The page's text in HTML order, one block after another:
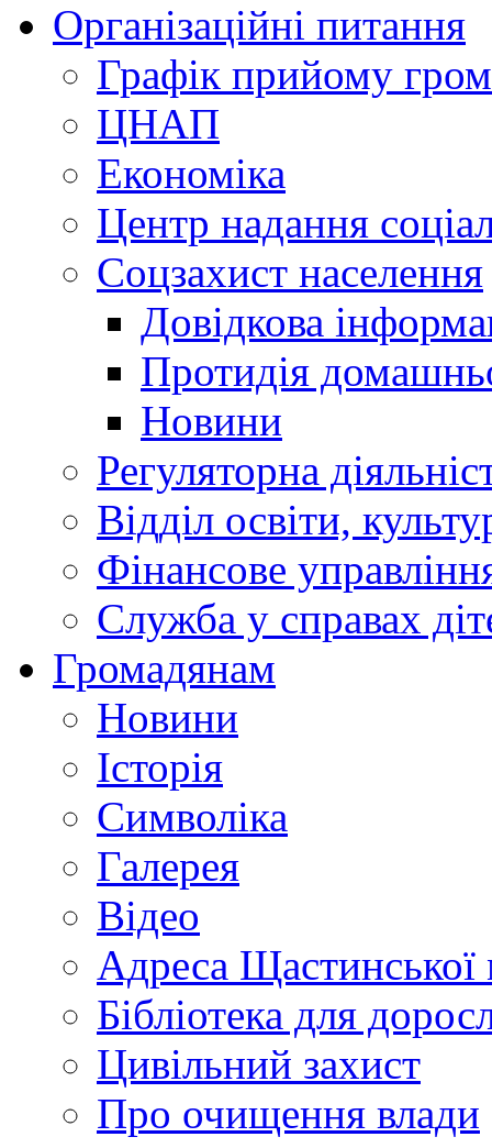
Організаційні питання
Графік прийому
ЦНАП
Економіка
Центр надання
Соцзахист населення
Довідкова
Протидія
Новини
Регуляторна
Відділ освіти,
Фінансове
Служба у справах
Громадянам
Новини
Історія
Символіка
Галерея
Відео
Адреса Щастинської
Бібліотека для
Цивільний захист
Про очищення влади